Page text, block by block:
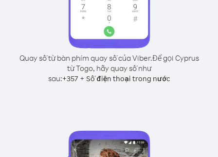
Quay số từ bàn phím quay số của Viber.Để gọi Cyprus
từ Togo, hãy quay số như
sau:+357+ Số điện thoại trong nước